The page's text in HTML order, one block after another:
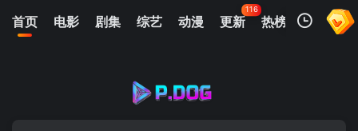
首页 电影 剧集 综艺 动漫 更新
116
热榜 APP